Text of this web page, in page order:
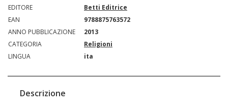
EDITORE
Betti Editrice
EAN
9788875763572
ANNO PUBBLICAZIONE
2013
CATEGORIA
Religioni
LINGUA
ita
Descrizione